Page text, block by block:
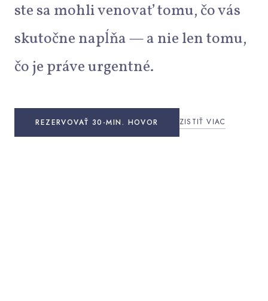
ste sa mohli venovať tomu, čo vás
skutočne napĺňa — a nie len tomu,
čo je práve urgentné.
REZERVOVAŤ 30-MIN. HOVOR ZISTIŤ VIAC